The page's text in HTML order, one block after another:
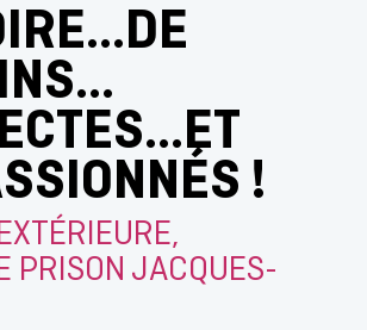
!
PRISON JACQUES-